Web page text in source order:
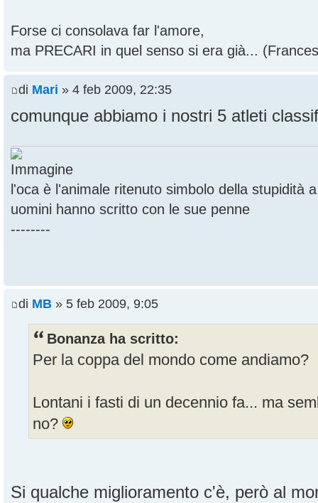
Forse ci consolava far l'amore,
ma PRECARI in quel senso si era già...
di Mari » 4 feb 2009, 22:35
comunque abbiamo i nostri 5 atleti
l'oca è l'animale ritenuto simbolo della stupidità
uomini hanno scritto con le sue penne
--------
di MB » 5 feb 2009, 9:05
Bonanza ha scritto:
Per la coppa del mondo come andiamo?
Lontani i fasti di un decennio fa... ma
no?
Si qualche miglioramento c'è, però al